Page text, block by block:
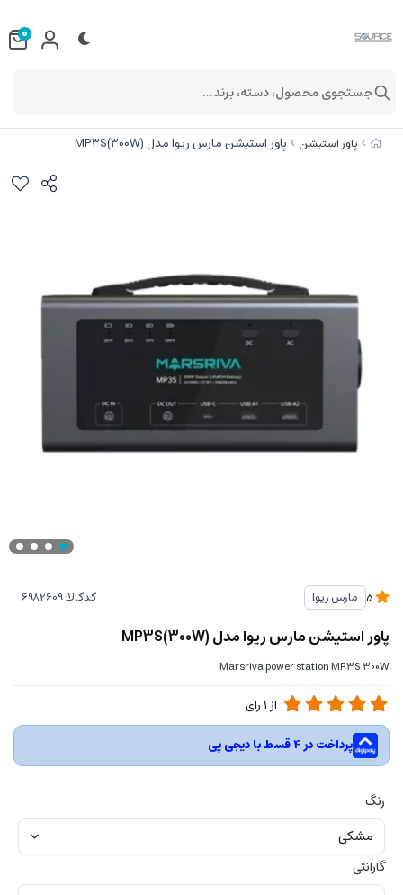
پاور استیشن پاور استیشن مارس ریوا مدل MP3S(300W)
مارس ریوا کدکالا:
پاور استیشن مارس ریوا مدل MP3S(300W)
Marsriva power station MP3S 300W
از 1رای
پرداخت در 4 قسط با دیجی پی
رنگ
گارانتی
0
جستجوی محصول، دسته، برند...